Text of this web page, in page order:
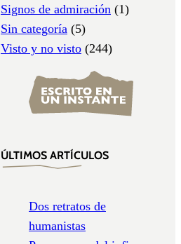
Signos de admiración (1)
Sin categoría (5)
Visto y no visto (244)
ÚLTIMOS ARTÍCULOS
Dos retratos de
humanistas